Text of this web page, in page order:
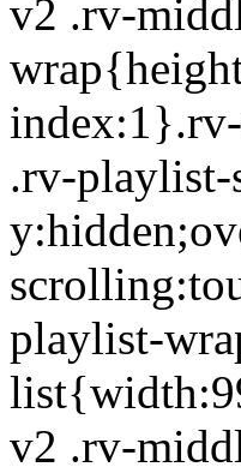
v2 .rv-
.rv-
playlist-
v2 .rv-